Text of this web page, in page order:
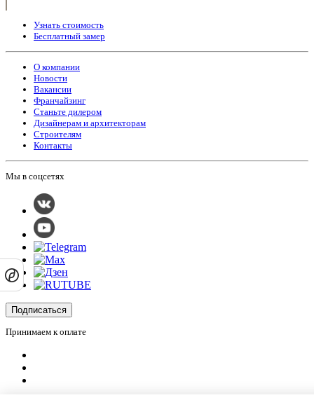
Узнать стоимость
Бесплатный замер
О компании
Новости
Вакансии
Франчайзинг
Станьте дилером
Дизайнерам и архитекторам
Строителям
Контакты
Мы в соцсетях
Подписаться
Принимаем к оплате